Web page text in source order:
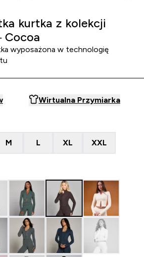
kurtka z kolekcji
Cocoa
wyposażona w technologię
Wirtualna Przymiarka
M L XL XXL